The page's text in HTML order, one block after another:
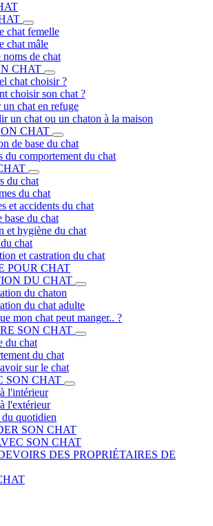
chat femelle
chat mâle
noms de chat
CHAT
chat choisir ?
choisir son chat ?
chat en refuge
un chat ou un chaton à la maison
CHAT
de base du chat
du comportement du chat
du chat
du chat
et accidents du chat
base du chat
et hygiène du chat
chat
et castration du chat
POUR CHAT
DU CHAT
du chaton
du chat adulte
mon chat peut manger.. ?
SON CHAT
du chat
du chat
sur le chat
SON CHAT
l'intérieur
l'extérieur
du quotidien
SON CHAT
SON CHAT
DES PROPRIÉTAIRES DE